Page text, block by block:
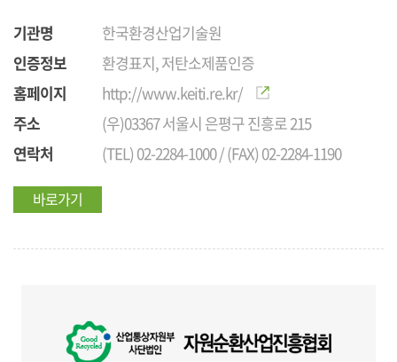
기관명
한국환경산업기술원
인증정보
환경표지, 저탄소제품인증
홈페이지
http://www.keiti.re.kr/
주소
(우)03367 서울시 은평구 진흥로 215
연락처
(TEL) 02-2284-1000 / (FAX) 02-2284-1190
바로가기